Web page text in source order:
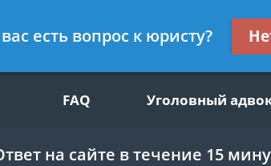
вопросам, гражданский юрист
FAQ Уголовный
на сайте в течение 15
есть вопрос к юристу?